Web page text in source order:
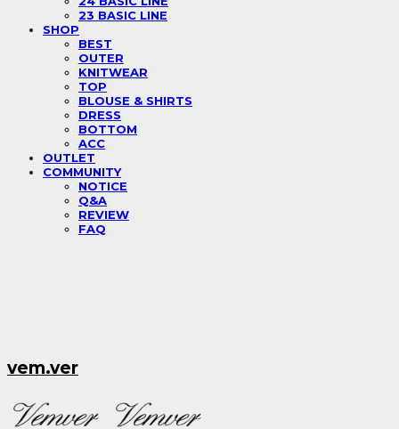
23 BASIC LINE
SHOP
BEST
OUTER
KNITWEAR
TOP
BLOUSE & SHIRTS
DRESS
BOTTOM
ACC
OUTLET
COMMUNITY
NOTICE
Q&A
REVIEW
FAQ
vem.ver